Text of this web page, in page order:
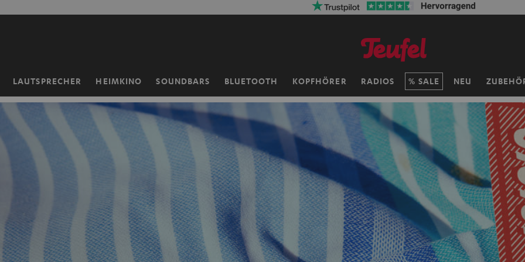
LAUTSPRECHER HEIMKINO SOUNDBARS BLUETOOTH KOPFHÖRER RADIOS SALE NEU
Startseite